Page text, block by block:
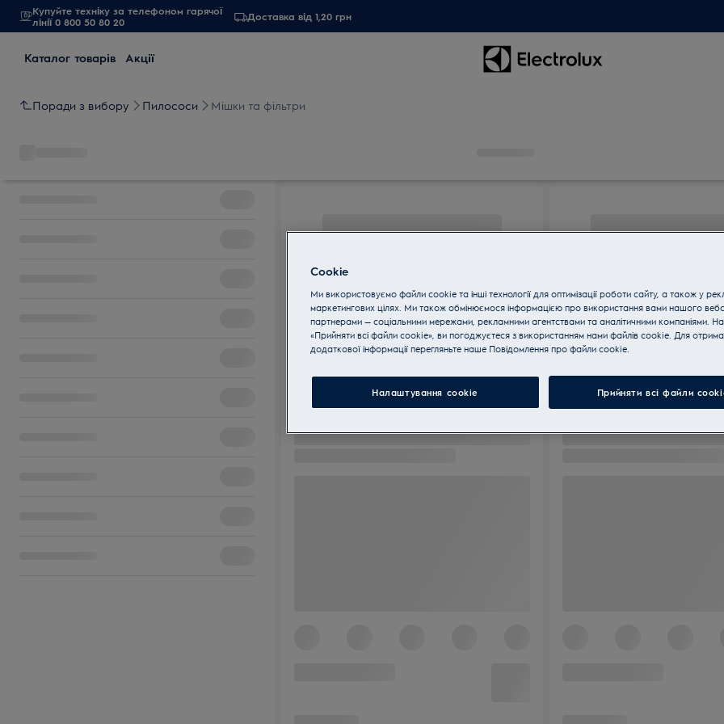
Купуйте техніку за телефоном гарячої
лінії 0 800 50 80 20
Доставка від 1,20 грн
Каталог товарів Акції
Поради з вибору Пилососи Мішки та фільтри
Cookie
Ми використовуємо файли cookie та інші технології для оптимізації роботи сайту, а також у
маркетингових цілях. Ми також обмінюємося інформацією про використання вами нашого
партнерами — соціальними мережами, рекламними агентствами та аналітичними компаніями.
«Прийняти всі файли cookie», ви погоджуєтеся з використанням нами файлів cookie. Для
додаткової інформації перегляньте наше Пoвідомлення прo файли cookie.
Налаштування cookie Прийняти всі файли